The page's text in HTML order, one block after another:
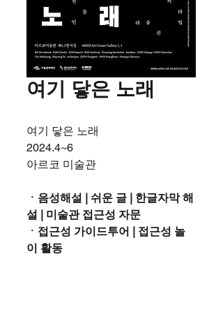
여기 닿은 노래
여기 닿은 노래
2024.4~6
아르코 미술관
ㆍ음성해설 | 쉬운 글 | 한글자막 해
설 | 미술관 접근성 자문
ㆍ접근성 가이드투어 | 접근성 놀
이 활동